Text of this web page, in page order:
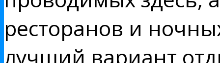
ресторанов и
лучший вариант